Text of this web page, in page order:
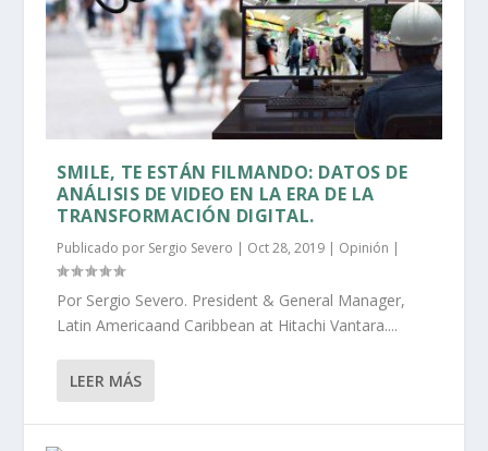
SMILE, TE ESTÁN FILMANDO: DATOS DE
ANÁLISIS DE VIDEO EN LA ERA DE LA
TRANSFORMACIÓN DIGITAL.
Publicado por Sergio Severo | Oct 28, 2019 | Opinión |
Por Sergio Severo. President & General Manager,
Latin Americaand Caribbean at Hitachi Vantara....
LEER MÁS